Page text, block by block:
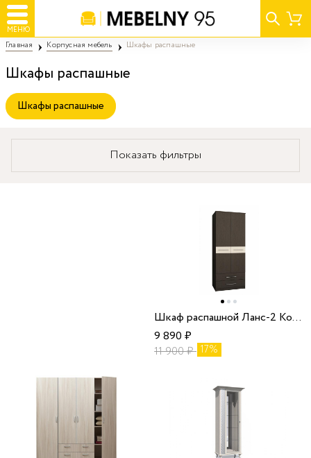
МЕНЮ
Главная Корпусная мебель Шкафы распашные
Шкафы распашные
Шкафы распашные
Показать фильтры
Шкаф распашной Ланс-2 Комби
9 890₽
11 900₽ 17%